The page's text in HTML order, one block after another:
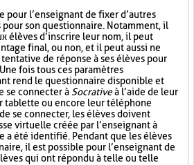
pour l’enseignant de fixer d’autres
pour son questionnaire. Notamment, il
élèves d’inscrire leur nom, il peut
final, ou non, et il peut aussi ne
de réponse à ses élèves pour
fois tous ces paramètres
rend le questionnaire disponible et
se connecter à Socrativeà l’aide de leur
tablette ou encore leur téléphone
se connecter, les élèves doivent
virtuelle créée par l’enseignant à
a été identifié. Pendant que les élèves
il est possible pour l’enseignant de
qui ont répondu à telle ou telle